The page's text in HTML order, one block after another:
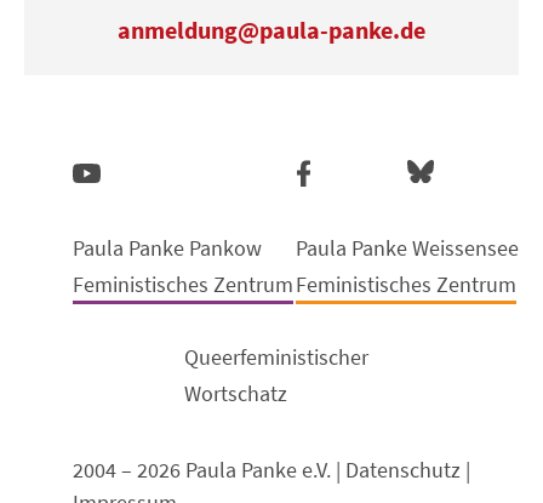
anmeldung@paula-panke.de
2004 – 2026 Paula Panke e.V. | Datenschutz |
Paula Panke Pankow
Feministisches Zentrum
Paula Panke Weissensee
Feministisches Zentrum
Queerfeministischer
Wortschatz